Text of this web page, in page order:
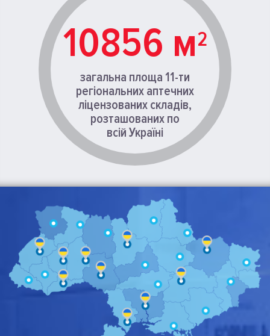
10856 м2
загальна площа 11-ти
регіональних аптечних
ліцензованих складів,
розташованих по
всій Україні